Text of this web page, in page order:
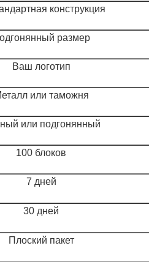
конструкция
размер
Ваш логотип
или таможня
или подгонянный
100 блоков
7 дней
30 дней
Плоский пакет